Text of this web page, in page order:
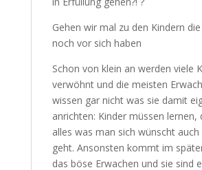
Gehen wir mal zu den Kindern
noch vor sich haben
Schon von klein an werden viele
verwöhnt und die meisten
wissen gar nicht was sie damit
anrichten: Kinder müssen lernen,
alles was man sich wünscht auch
Erfüllung geht. Ansonsten
späterem Leben das böse